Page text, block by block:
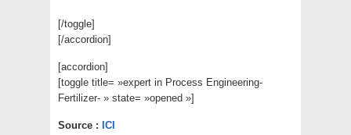
[/toggle]
[/accordion]
[accordion]
[toggle title= »expert in Process Engineering-
Fertilizer- » state= »opened »]
Source : ICI